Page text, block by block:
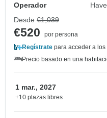
Operador
Desde €1,039
€520
por persona
Regístrate para acceder a
Precio basado en una
1 mar., 2027
+10 plazas libres